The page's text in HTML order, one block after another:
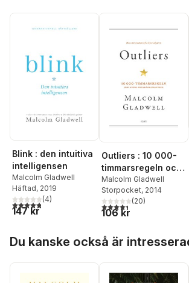
Blink : den intuitiva
intelligensen
Malcolm Gladwell
Häftad, 2019
4,8utav 5 stjärnor. Totalt antal röster:
(4)
147 kr
Outliers : 10 000-
timmarsregeln och
andra
framgångsfaktorer
Malcolm Gladwell
Storpocket, 2014
4,4utav 5 stjärnor. Totalt
(20)
106 kr
Du kanske också är